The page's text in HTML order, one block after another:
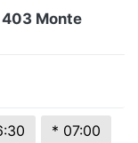
Monte
* 07:00